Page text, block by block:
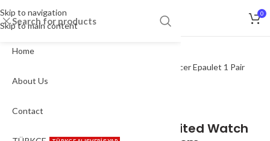
Skip to navigation
Skip to main content
MENU 0
Ana Sayfa
Seaman Captain Yacht Limited Watch
Home
About Us
Contact